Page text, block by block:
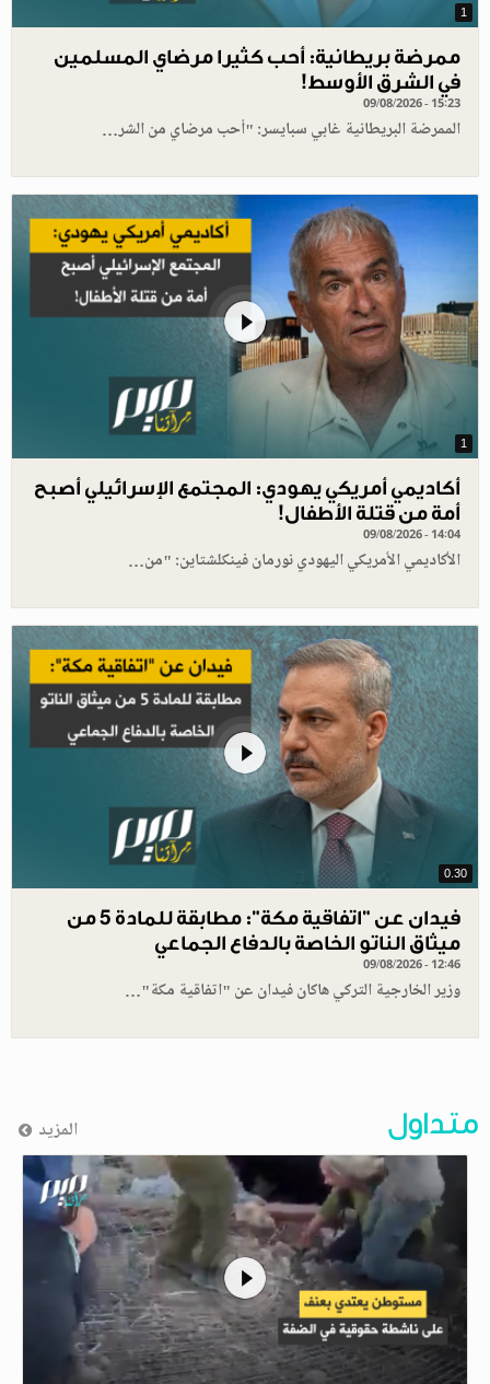
1
ممرضة بريطانية: أحب كثيرا مرضاي المسلمين
في الشرق الأوسط!
09/08/2026 - 15:23
الممرضة البريطانية غابي سبايسر: "أحب مرضاي من الشر…
1
أكاديمي أمريكي يهودي: المجتمع الإسرائيلي أصبح
أمة من قتلة الأطفال!
09/08/2026 - 14:04
الأكاديمي الأمريكي اليهودي نورمان فينكلشتاين: "من…
0.30
فيدان عن "اتفاقية مكة": مطابقة للمادة 5 من
ميثاق الناتو الخاصة بالدفاع الجماعي
09/08/2026 - 12:46
وزير الخارجية التركي هاكان فيدان عن "اتفاقية مكة"…
متداول المزيد